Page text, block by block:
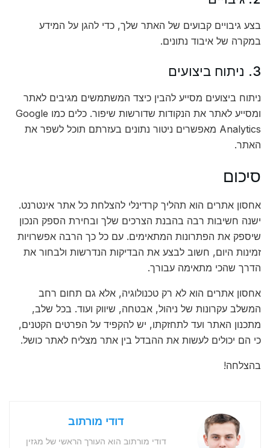
בצע גיבויים קבועים של האתר שלך, כדי להגן על המידע
במקרה של איבוד נתונים.
3. ניתוח ביצועים
ניתוח ביצועים מסייע להבין כיצד המשתמשים מגיבים לאתר
ומסייע לאתר את הנקודות שדורשות שיפור. כלים כמו Google
Analytics מאפשרים ניטור נתונים בעזרתם תוכל לשפר את
האתר.
סיכום
אחסון אתרים הוא תהליך קרדינלי להצלחת כל אתר אינטרנט.
ישנה חשיבות רבה בהבנת הצרכים שלך ובחירת הספק הנכון
שיספק את הפתרונות המתאימים. עם כל כך הרבה אפשרויות
זמינות היום, חשוב לבצע את הבדיקות הנדרשות ולבחור את
הדרך שהכי מתאימה עבורך.
אחסון אתרים הוא לא רק טכנולוגיה, אלא גם תחום רחב
המשלב עקרונות של ניהול, אבטחה, שיווק ועוד. בכל שלב,
מתכנון האתר ועד לתחזקתו, יש להקפיד על הפרטים הקטנים,
כי הם יכולים לעשות את ההבדל בין אתר מצליח לאתר כושל.
בהצלחה!
דודי מורתוב
דודי מורתוב הוא העורך הראשי של מגזין